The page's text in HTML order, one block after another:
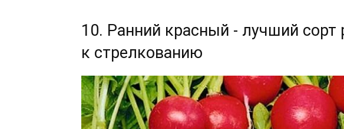
10. Ранний красный - лучший сорт
к стрелкованию